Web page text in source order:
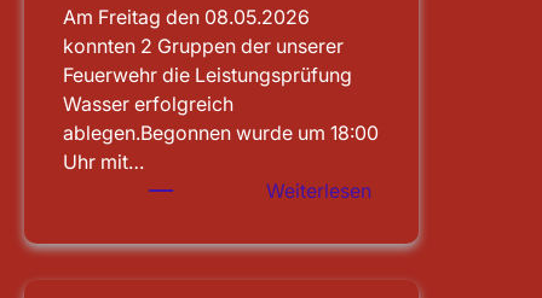
Am Freitag den 08.05.2026
konnten 2 Gruppen der unserer
Feuerwehr die Leistungsprüfung
Wasser erfolgreich
ablegen.Begonnen wurde um 18:00
Uhr mit…
Weiterlesen
abgelegt